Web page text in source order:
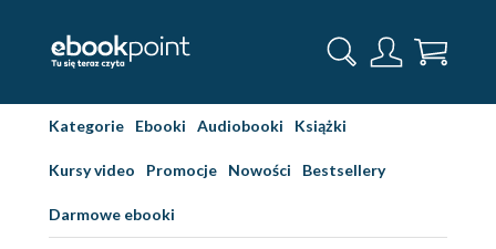
Kategorie Ebooki Audiobooki Książki
Kursy video Promocje Nowości Bestsellery
Darmowe ebooki